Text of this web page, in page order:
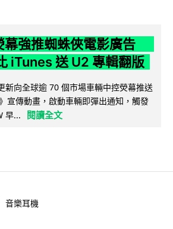
幕強推蜘蛛俠電影廣告
iTunes 送 U2 專輯翻版
新向全球逾 70 個市場車輛中控熒幕推送
宣傳動畫，啟動車輛即彈出通知，觸發
早...
閱讀全文
音樂耳機